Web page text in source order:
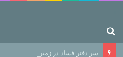
سر دفتر فساد در زمین‌، دوری